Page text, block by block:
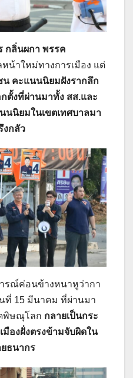
กลิ่นผกา พรรค
น้าใหม่ทางการเมือง แต่
คะแนนนิยมฝังรากลึก
ตั้งที่ผ่านมาทั้ง สส.และ
นิยมในเขตเทศบาลมา
งกลัว
รณ์ค่อนข้างหนาหูว่ากา
ที่ 15 มีนาคม ที่ผ่านมา
พิษณุโลก กลายเป็นกระ
องฝั่งตรงข้ามจับผิดใน
ธนากร